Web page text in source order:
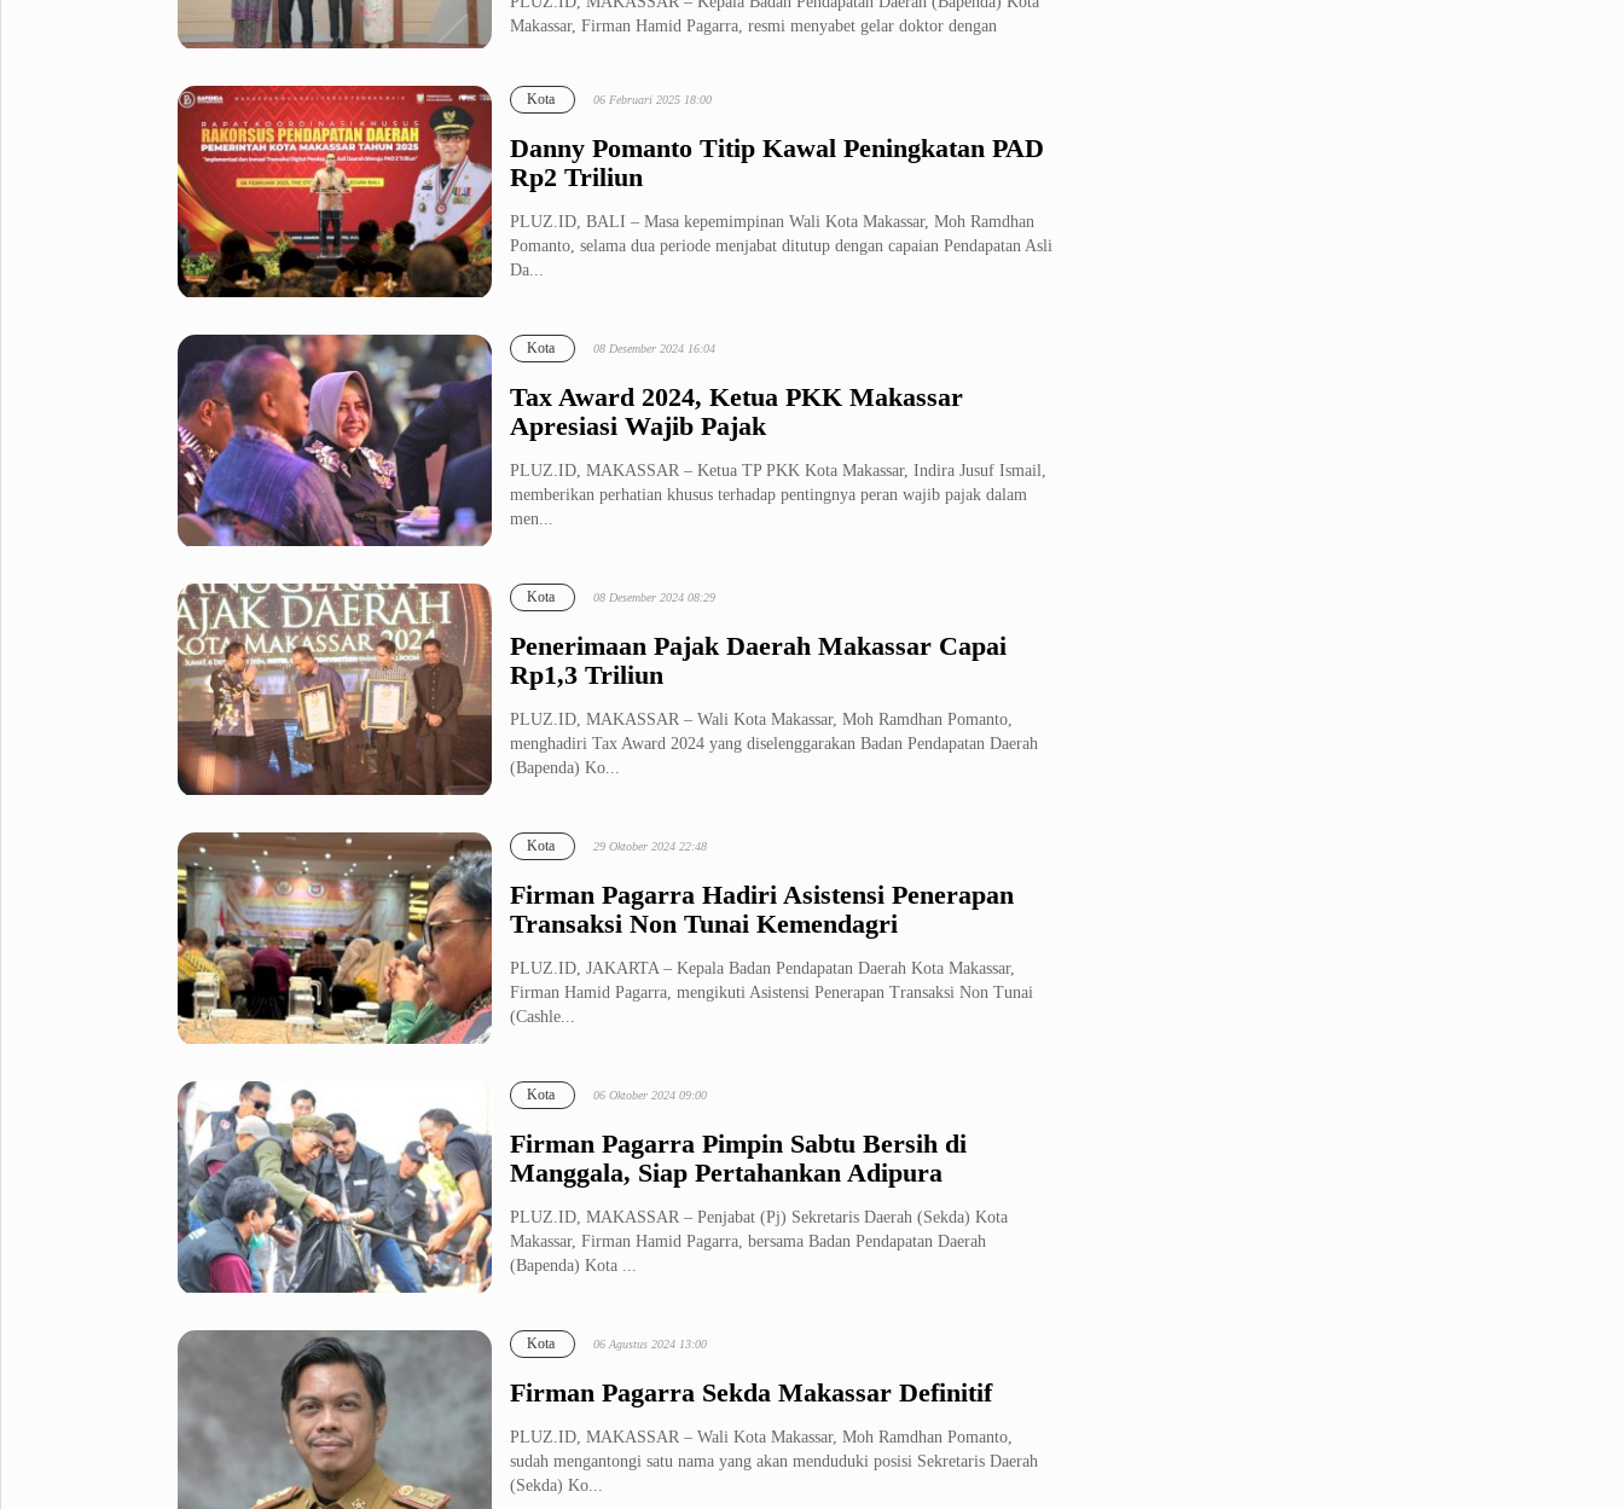
Makassar, Firman Hamid Pagarra, resmi menyabet gelar doktor dengan
Danny Pomanto Titip Kawal Peningkatan PAD
Rp2 Triliun
Kota 06 Februari 2025 18:00
PLUZ.ID, BALI – Masa kepemimpinan Wali Kota Makassar, Moh Ramdhan
Pomanto, selama dua periode menjabat ditutup dengan capaian Pendapatan Asli
Da...
Tax Award 2024, Ketua PKK Makassar
Apresiasi Wajib Pajak
Kota 08 Desember 2024 16:04
PLUZ.ID, MAKASSAR – Ketua TP PKK Kota Makassar, Indira Jusuf Ismail,
memberikan perhatian khusus terhadap pentingnya peran wajib pajak dalam
men...
Penerimaan Pajak Daerah Makassar Capai
Rp1,3 Triliun
Kota 08 Desember 2024 08:29
PLUZ.ID, MAKASSAR – Wali Kota Makassar, Moh Ramdhan Pomanto,
menghadiri Tax Award 2024 yang diselenggarakan Badan Pendapatan Daerah
(Bapenda) Ko...
Firman Pagarra Hadiri Asistensi Penerapan
Transaksi Non Tunai Kemendagri
Kota 29 Oktober 2024 22:48
PLUZ.ID, JAKARTA – Kepala Badan Pendapatan Daerah Kota Makassar,
Firman Hamid Pagarra, mengikuti Asistensi Penerapan Transaksi Non Tunai
(Cashle...
Firman Pagarra Pimpin Sabtu Bersih di
Manggala, Siap Pertahankan Adipura
Kota 06 Oktober 2024 09:00
PLUZ.ID, MAKASSAR – Penjabat (Pj) Sekretaris Daerah (Sekda) Kota
Makassar, Firman Hamid Pagarra, bersama Badan Pendapatan Daerah
(Bapenda) Kota ...
Firman Pagarra Sekda Makassar Definitif
Kota 06 Agustus 2024 13:00
PLUZ.ID, MAKASSAR – Wali Kota Makassar, Moh Ramdhan Pomanto,
sudah mengantongi satu nama yang akan menduduki posisi Sekretaris Daerah
(Sekda) Ko...